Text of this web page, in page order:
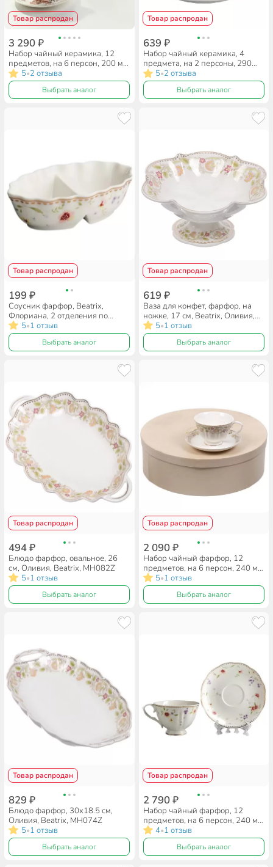
Товар распродан
3 290 ₽
Набор чайный керамика, 12
предметов, на 6 персон, 200 мл,
Beatrix, Птички, МЛ107P/6,
подарочная упаковка
5•2 отзыва
Выбрать аналог
Товар распродан
639 ₽
Набор чайный керамика, 4
предмета, на 2 персоны, 290
мл, Beatrix, White lily, МД008P/2,
подарочная упаковка
5•2 отзыва
Выбрать аналог
Товар распродан
199 ₽
Соусник фарфор, Beatrix,
Флориана, 2 отделения по
35мл, МН064F
5•1 отзыв
Выбрать аналог
Товар распродан
619 ₽
Ваза для конфет, фарфор, на
ножке, 17 см, Beatrix, Оливия,
МН073N
5•1 отзыв
Выбрать аналог
Товар распродан
494 ₽
Блюдо фарфор, овальное, 26
см, Оливия, Beatrix, МН082Z
5•1 отзыв
Выбрать аналог
Товар распродан
2 090 ₽
Набор чайный фарфор, 12
предметов, на 6 персон, 240 мл,
Beatrix, Оливия, МН073P/6,
подарочная упаковка
5•1 отзыв
Выбрать аналог
Товар распродан
829 ₽
Блюдо фарфор, 30х18.5 см,
Оливия, Beatrix, МН074Z
5•1 отзыв
Выбрать аналог
Товар распродан
2 790 ₽
Набор чайный фарфор, 12
предметов, на 6 персон, 240 мл,
Beatrix, Флориана, МН013P/6,
подарочная упаковка
4•1 отзыв
Выбрать аналог